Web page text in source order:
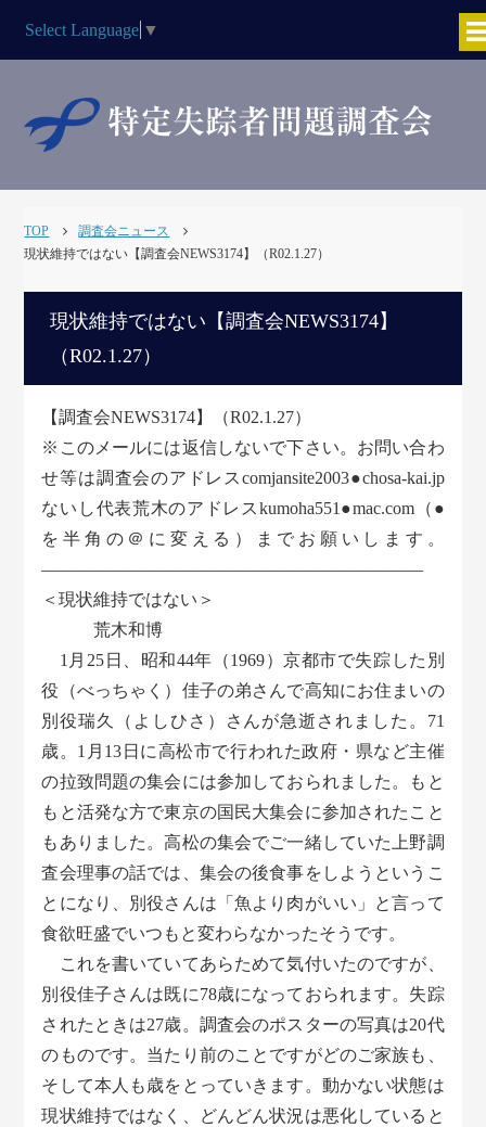
Select Language ▼
TOP
調査会ニュース
現状維持ではない【調査会NEWS3174】（R02.1.27）
現状維持ではない【調査会NEWS3174】
（R02.1.27）
【調査会NEWS3174】（R02.1.27）
※このメールには返信しないで下さい。お問い合わ
せ等は調査会のアドレスcomjansite2003●chosa-kai.jp
ないし代表荒木のアドレスkumoha551●mac.com（●
を半角の＠に変える）までお願いします。
——————————————————————
＜現状維持ではない＞
荒木和博
1月25日、昭和44年（1969）京都市で失踪した別
役（べっちゃく）佳子の弟さんで高知にお住まいの
別役瑞久（よしひさ）さんが急逝されました。71
歳。1月13日に高松市で行われた政府・県など主催
の拉致問題の集会には参加しておられました。もと
もと活発な方で東京の国民大集会に参加されたこと
もありました。高松の集会でご一緒していた上野調
査会理事の話では、集会の後食事をしようというこ
とになり、別役さんは「魚より肉がいい」と言って
食欲旺盛でいつもと変わらなかったそうです。
これを書いていてあらためて気付いたのですが、
別役佳子さんは既に78歳になっておられます。失踪
されたときは27歳。調査会のポスターの写真は20代
のものです。当たり前のことですがどのご家族も、
そして本人も歳をとっていきます。動かない状態は
現状維持ではなく、どんどん状況は悪化していると